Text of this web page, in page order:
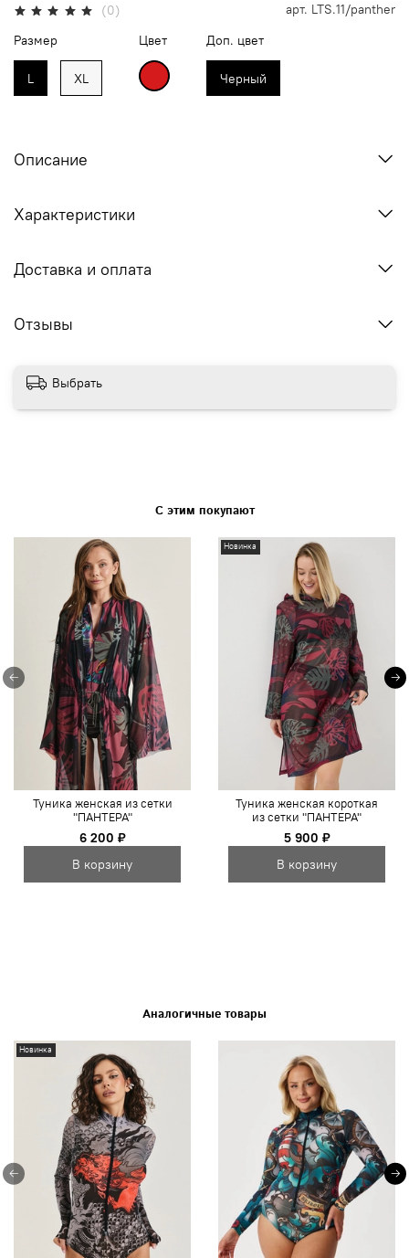
(0) арт. LTS.11/panther
Размер
L XL
Цвет Доп. цвет
Черный
Описание
Характеристики
Доставка и оплата
Отзывы
Выбрать
С этим покупают
Туника женская из сетки
"ПАНТЕРА"
6 200 ₽
В корзину
Новинка
Туника женская короткая
из сетки "ПАНТЕРА"
5 900 ₽
В корзину
Аналогичные товары
Новинка